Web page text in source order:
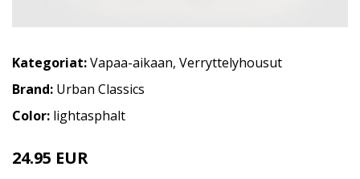
Kategoriat:Vapaa-aikaan, Verryttelyhousut
Brand: Urban Classics
Color: lightasphalt
24.95 EUR